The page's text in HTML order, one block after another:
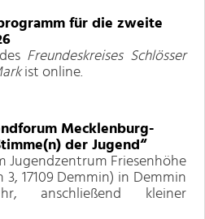
für die zweite
Freundeskreises Schlösser
ist online.
Mecklenburg-
der Jugend“
Jugendzentrum Friesenhöhe
3, 17109 Demmin) in Demmin
anschließend kleiner